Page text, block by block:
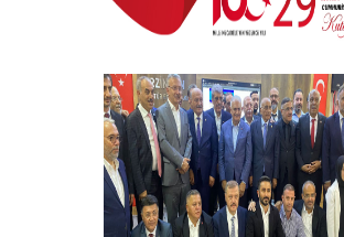
29 EKİM CUMHURİYET BAYRAMI
+